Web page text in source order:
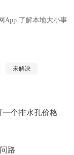
App 了解本地大小事
下拉刷新
未解决
一个排水孔价格
路